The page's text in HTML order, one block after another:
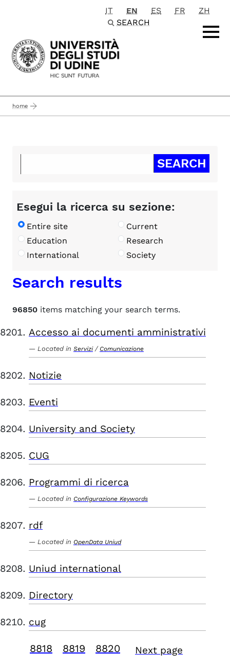
Passa al contenuto principale
IT EN ES FR
ZH
SEARCH
home
Esegui la ricerca su sezione:
Entire site
Current
Education
Research
International
Society
Search results
96850 items matching your search terms.
Accesso ai documenti amministrativi
Located in Servizi / Comunicazione
Notizie
Eventi
University and Society
CUG
Programmi di ricerca
Located in Configurazione Keywords
rdf
Located in OpenData Uniud
Uniud international
Directory
cug
8818 8819 8820 Next page